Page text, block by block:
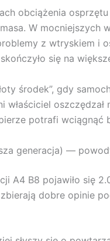
obciążenia
W mocniejszych
z wtryskiem i
się na
środek”, gdy
właściciel
potrafi wciągnąć
generacja) —
A4 B8 pojawiło się
dobre opinie